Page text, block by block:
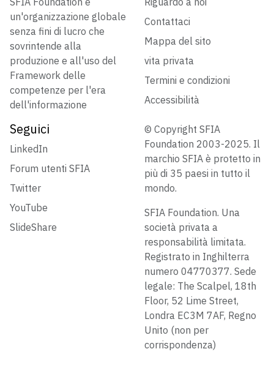
un'organizzazione globale
senza fini di lucro che
sovrintende alla
produzione e all'uso del
Framework delle
competenze per l'era
dell'informazione
Contattaci
Mappa del sito
vita privata
Termini e condizioni
Accessibilità
Seguici
LinkedIn
Forum utenti SFIA
Twitter
YouTube
SlideShare
© Copyright SFIA
Foundation 2003-2025. Il
marchio SFIA è protetto in
più di 35 paesi in tutto il
mondo.
SFIA Foundation. Una
società privata a
responsabilità limitata.
Registrato in Inghilterra
numero 04770377. Sede
legale: The Scalpel, 18th
Floor, 52 Lime Street,
Londra EC3M 7AF, Regno
Unito (non per
corrispondenza)